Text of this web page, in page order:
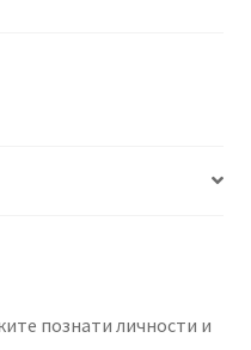
познати личности и